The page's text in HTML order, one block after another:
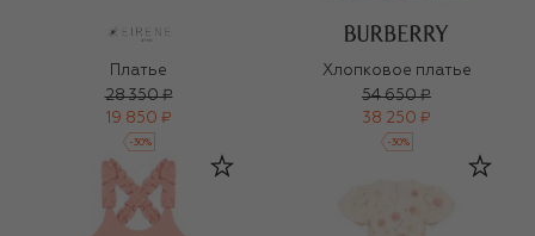
Платье
28 350 ₽
19 850 ₽
-30%
Хлопковое платье
54 650 ₽
38 250 ₽
-30%